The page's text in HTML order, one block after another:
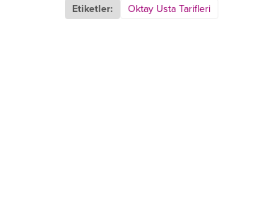
Etiketler: Oktay Usta Tarifleri